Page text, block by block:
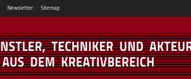
Newsletter Sitemap